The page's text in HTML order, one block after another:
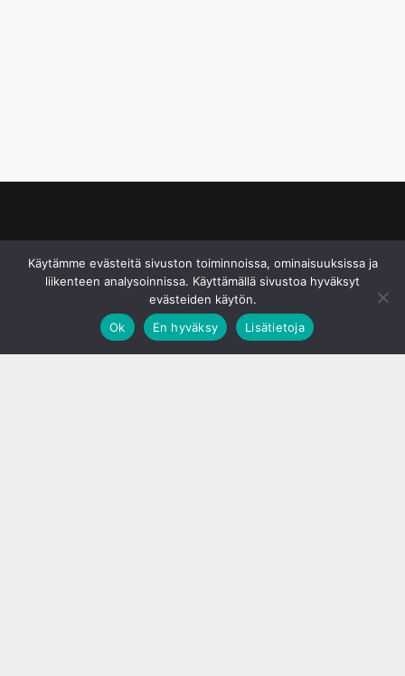
Käytämme evästeitä sivuston toiminnoissa, ominaisuuksissa ja
liikenteen analysoinnissa. Käyttämällä sivustoa hyväksyt
evästeiden käytön.
Ok
En hyväksy Lisätietoja